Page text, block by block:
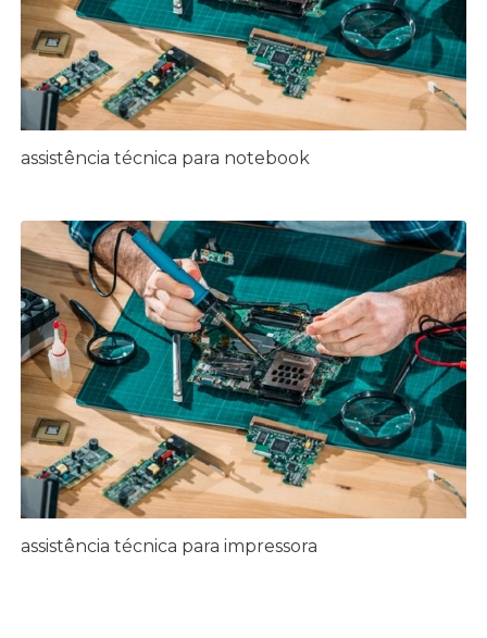
assistência técnica para notebook
assistência técnica para impressora